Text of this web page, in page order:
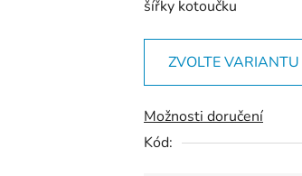
je
0,0
5
hvězdiček.
šířky kotoučku
ZVOLTE VARIANTU
Možnosti doručení
Kód: